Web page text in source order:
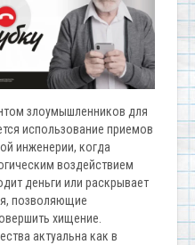
злоумышленников для
использование приемов
инженерии, когда
воздействием
деньги или раскрывает
позволяющие
хищение.
актуальна как в